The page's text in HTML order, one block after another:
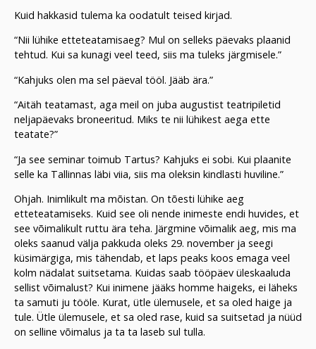
Kuid hakkasid tulema ka oodatult teised kirjad.
“Nii lühike etteteatamisaeg? Mul on selleks päevaks plaanid
tehtud. Kui sa kunagi veel teed, siis ma tuleks järgmisele.”
“Kahjuks olen ma sel päeval tööl. Jääb ära.”
“Aitäh teatamast, aga meil on juba augustist teatripiletid
neljapäevaks broneeritud. Miks te nii lühikest aega ette
teatate?”
“Ja see seminar toimub Tartus? Kahjuks ei sobi. Kui plaanite
selle ka Tallinnas läbi viia, siis ma oleksin kindlasti huviline.”
Ohjah. Inimlikult ma mõistan. On tõesti lühike aeg
etteteatamiseks. Kuid see oli nende inimeste endi huvides, et
see võimalikult ruttu ära teha. Järgmine võimalik aeg, mis ma
oleks saanud välja pakkuda oleks 29. november ja seegi
küsimärgiga, mis tähendab, et laps peaks koos emaga veel
kolm nädalat suitsetama. Kuidas saab tööpäev üleskaaluda
sellist võimalust? Kui inimene jääks homme haigeks, ei läheks
ta samuti ju tööle. Kurat, ütle ülemusele, et sa oled haige ja
tule. Ütle ülemusele, et sa oled rase, kuid sa suitsetad ja nüüd
on selline võimalus ja ta ta laseb sul tulla.